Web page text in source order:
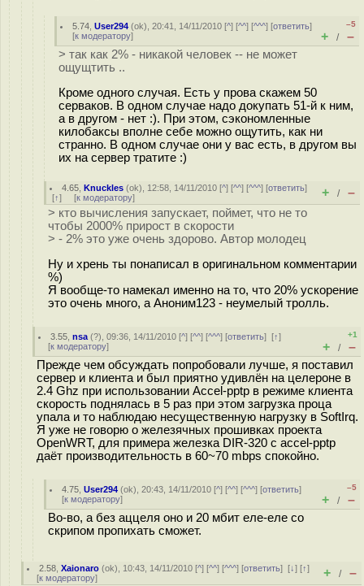
5.74 ,User294 (ok), 20:41, 14/11/2010 [^] [^^] [^^^] [ответить]
[к модератору]
–5
+ / –
> так как 2% - никакой человек -- не может
ощущтить ..
Кроме одного случая. Есть у прова скажем 50
серваков. В одном случае надо докупать 51-й к ним,
а в другом - нет :). При этом, сэкономленные
килобаксы вполне себе можно ощутить, как ни
странно. В одном случае они у вас есть, в другом вы
их на сервер тратите :)
4.65 ,Knuckles (ok), 12:58, 14/11/2010 [^] [^^] [^^^] [ответить]
[↑] [к модератору] + / –
> кто вычисления запускает, поймет, что не то
чтобы 2000% прирост в скорости
> - 2% это уже очень здорово. Автор молодец
Ну и хрень ты понаписал в оригинальном комментарии
%)
Я вообще-то намекал именно на то, что 20% ускорение
это очень много, а Аноним123 - неумелый тролль.
3.55 ,nsa (?), 09:36, 14/11/2010 [^] [^^] [^^^] [ответить][↑]
[к модератору]
+1
+ / –
Прежде чем обсуждать попробовали лучше, я поставил
сервер и клиента и был приятно удивлён на целероне в
2.4 Ghz при использовании Accel-pptp в режиме клиента
скорость поднялась в 5 раз при этом загрузка проца
упала и то наблюдаю несущественную нагрузку в SoftIrq.
Я уже не говорю о железячных прошивках проекта
OpenWRT, для примера железка DIR-320 с accel-pptp
даёт производительность в 60~70 mbps спокойно.
4.75 ,User294 (ok), 20:43, 14/11/2010 [^] [^^] [^^^] [ответить]
[к модератору]
–5
+ / –
Во-во, а без аццеля оно и 20 мбит еле-еле со
скрипом пропихать сможет.
2.58 ,Xaionaro (ok), 10:43, 14/11/2010 [^] [^^] [^^^] [ответить][↓] [↑]
[к модератору] + / –